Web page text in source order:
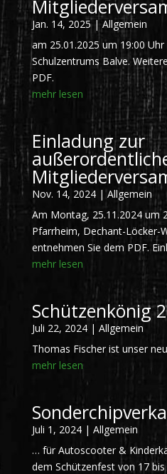
Jan. 14, 2025|Allgemein
am 25.01.2025 um 19:00
Schulzentrums Balve.
PDF.
mehr lesen
Einladung zur
Nov. 14, 2024| Allgemein
Am Montag, 25.11.2024 um
Pfarrheim, Dechant-Löcker-
entnehmen Sie dem PDF.
mehr lesen
Schützenkönig
Juli 22, 2024| Allgemein
Thomas Fischer ist unser
mehr lesen
Juli 1, 2024| Allgemein
… für Autoscooter &
dem Schützenfest von 17